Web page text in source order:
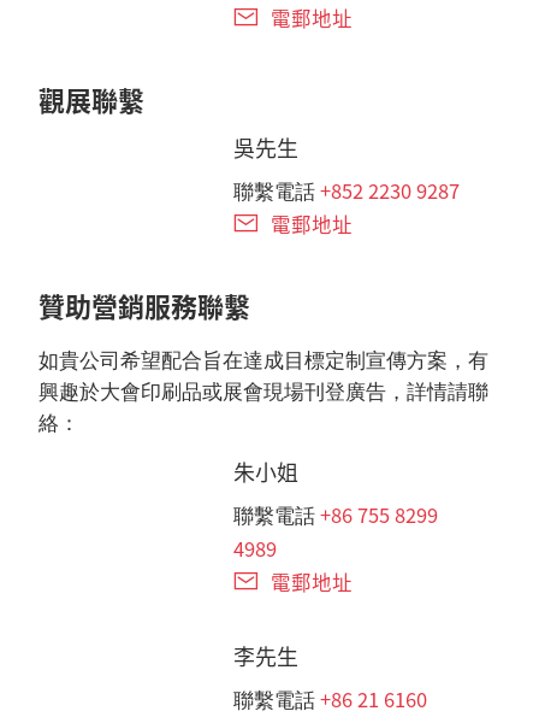
電郵地址
觀展聯繫
吳先生
聯繫電話 +852 2230 9287
電郵地址
贊助營銷服務聯繫
如貴公司希望配合旨在達成目標定制宣傳方案，有
興趣於大會印刷品或展會現場刊登廣告，詳情請聯
絡：
朱小姐
聯繫電話 +86 755 8299
4989
電郵地址
李先生
聯繫電話 +86 21 6160